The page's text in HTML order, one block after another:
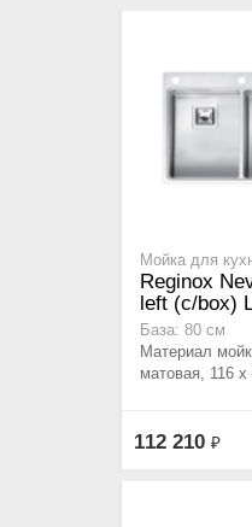
Мойка для
Reginox
left (c/box)
База: 80 см
Материал
матовая, 116 x
112 210 ₽